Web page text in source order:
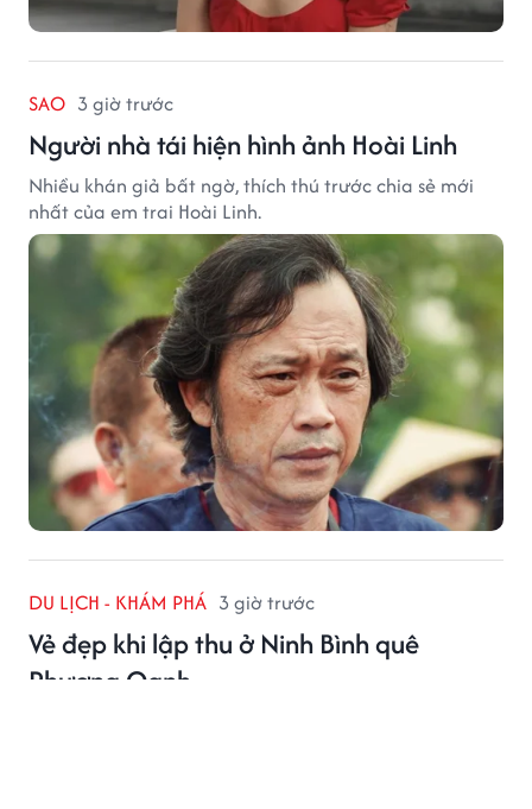
SAO 3 giờ trước
Người nhà tái hiện hình ảnh Hoài Linh
Nhiều khán giả bất ngờ, thích thú trước chia sẻ mới
nhất của em trai Hoài Linh.
DU LỊCH - KHÁM PHÁ 3 giờ trước
Vẻ đẹp khi lập thu ở Ninh Bình quê
Phương Oanh